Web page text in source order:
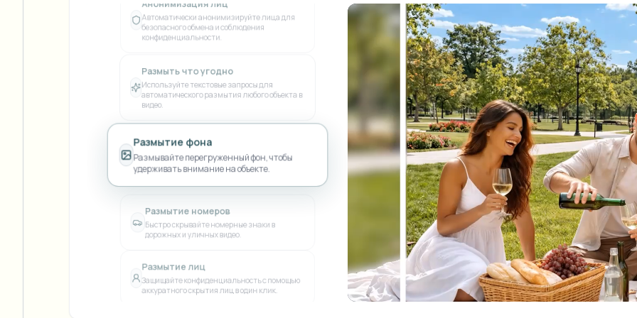
View all features
Browse every blur tool in one place
Видеоаналитика BETA
Ask questions and get AI summaries
Vlogger Moto Vlogger Streamer Journalist
Need batch processing?
Queue many videos and blur in one run—for teams.
BATCH READY FOR TEAMS
FOIA, безопасное раскрытие и редактирование Автоматизация загрузок,
Поговорите с нами об объёмах, соответствии требованиям и
интеграциях.
ГОТОВО К РАБОТЕ
Форма обратной связи
ЭКОСИСТЕМА
Видеоаналитика
Поиск и анализ видео — Ceptory
Размытие фона
Размывайте перегруженный фон, чтобы
удерживать внимание на объекте.
Размытие номеров
Быстро скрывайте номерные знаки в
дорожных и уличных видео.
Размытие лиц
Защищайте конфиденциальность с помощью
Автоматически анонимизируйте лица для
безопасного обмена и соблюдения
конфиденциальности.
Размыть что угодно
Используйте текстовые запросы для
автоматического размытия любого объекта в
видео.